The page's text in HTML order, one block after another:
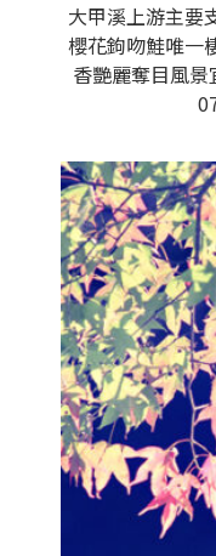
大甲溪上游主要
櫻花鉤吻鮭唯一
香艷麗奪目風景